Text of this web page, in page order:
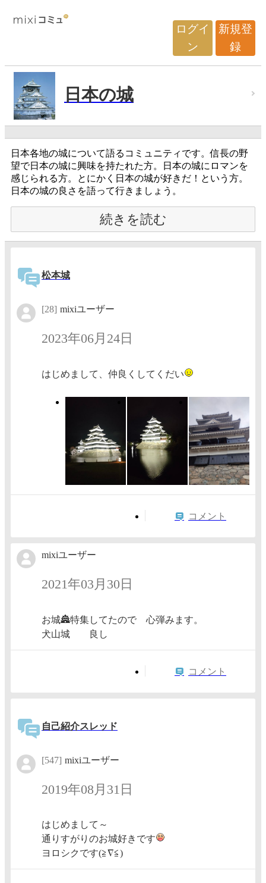
ログイ
ン
新規登
録
日本の城
日本各地の城について語るコミュニティです。信長の野
望で日本の城に興味を持たれた方。日本の城にロマンを
感じられる方。とにかく日本の城が好きだ！という方。
日本の城の良さを語って行きましょう。
続きを読む
松本城
[28] mixiユーザー
2023年06月24日
はじめまして、仲良くしてくだい
コメント
mixiユーザー
2021年03月30日
お城🏯特集してたので 心弾みます。
犬山城 良し
コメント
自己紹介スレッド
[547] mixiユーザー
2019年08月31日
はじめまして～
通りすがりのお城好きです
ヨロシクです(≧∇≦)